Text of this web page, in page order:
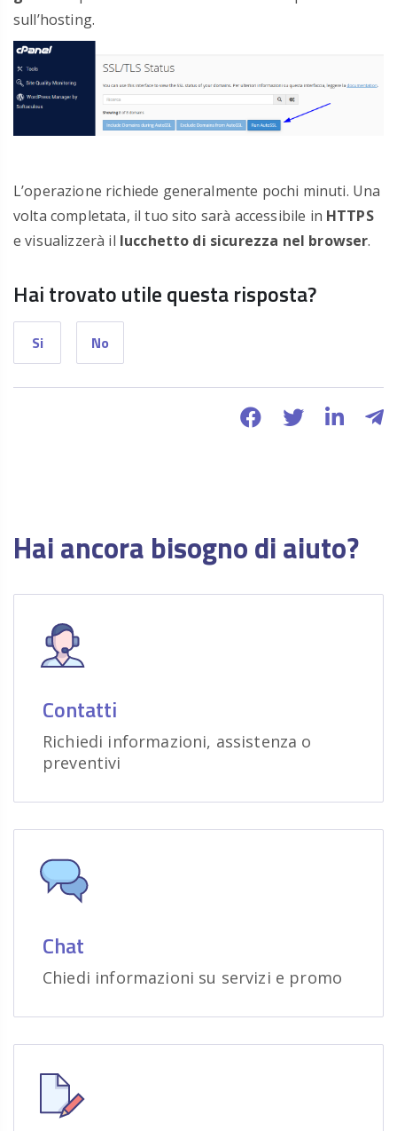
sull’hosting.
L’operazione richiede generalmente pochi minuti. Una
volta completata, il tuo sito sarà accessibile in HTTPS
e visualizzerà il lucchetto di sicurezza nel browser.
Hai trovato utile questa risposta?
Si No
Hai ancora bisogno di aiuto?
Contatti
Richiedi informazioni, assistenza o
preventivi
Chat
Chiedi informazioni su servizi e promo